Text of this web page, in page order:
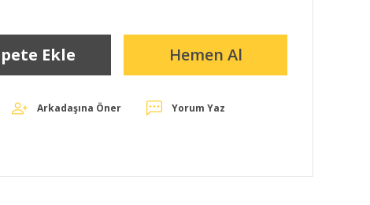
Ekle Hemen Al
Arkadaşına Öner Yorum Yaz